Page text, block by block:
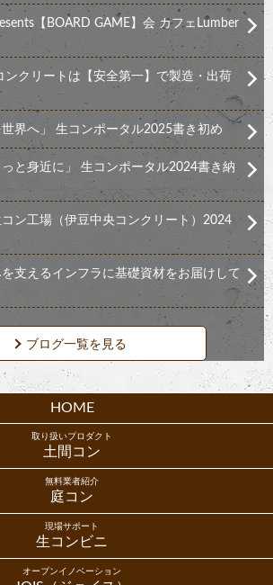
【BOARD GAME】会 カフェLumber
ンクリートは【安全第一】で製造・出荷
世界へ」 生コンポータル2025書き初め
っと身近に」 生コンポータル2024書き納
ン工場（伊豆中央コンクリート）2024
支えるインフラに基礎資材をお届けして
ブログ一覧を見る
HOME
取り扱いプロダクト
土間コン
無料業者紹介
庭コン
現場サポート
生コンビニ
オープンイノベーション